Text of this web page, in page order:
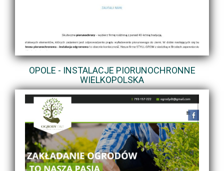
OPOLE - INSTALACJE PIORUNOCHRONNE
WIELKOPOLSKA